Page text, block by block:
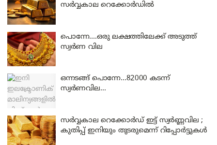
സർവ്വകാല റെക്കോർഡിൽ
പൊന്നേ….ഒരു ലക്ഷത്തിലേക്ക് അടുത്ത്
സ്വർണ വില
ഒന്നടങ്ങ് പൊന്നേ…82000 കടന്ന്
സ്വർണവില…
സർവ്വകാല റെക്കോർഡ് ഇട്ട് സ്വർണ്ണവില ;
കുതിപ്പ് ഇനിയും തുടരുമെന്ന് റിപ്പോർട്ടുകൾ